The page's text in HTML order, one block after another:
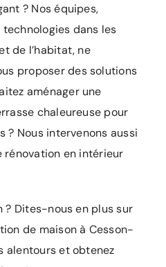
? Nos équipes,
dans les
de l’habitat, ne
proposer des solutions
aménager une
chaleureuse pour
? Nous intervenons aussi
rénovation en intérieur
? Dites-nous en plus sur
de maison à Cesson-
alentours et obtenez